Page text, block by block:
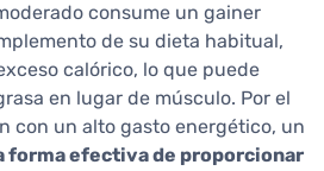
consume un gainer
de su dieta habitual,
calórico, lo que puede
en lugar de músculo. Por el
con un alto gasto energético, un
forma efectiva de proporcionar